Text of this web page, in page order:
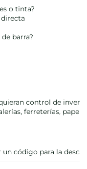
o tinta?
barra?
control de
ferreterías,
código para la